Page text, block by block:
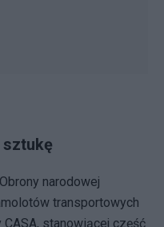
sztukę
narodowej
transportowych
stanowiącej część